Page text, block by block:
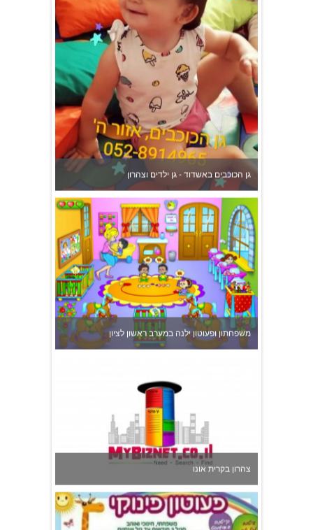
גן הכוכבים באשדוד - גן ילדים וצהרון
משפחתון ופעוטון ילנה במערב ראשון לציון
צהרון בקרית אונו